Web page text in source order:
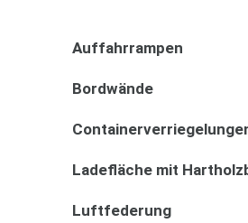
Auffahrrampen
Bordwände
Ladefläche mit
Luftfederung